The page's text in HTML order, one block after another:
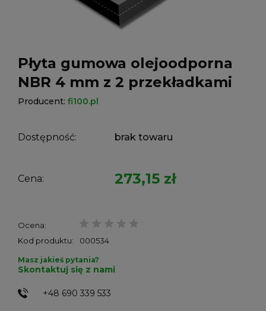
Płyta gumowa olejoodporna
NBR 4 mm z 2 przekładkami
Producent: fi100.pl
Dostępność: brak towaru
Cena: 273,15 zł
Ocena:
Kod produktu:
000534
Masz jakieś pytania?
Skontaktuj się z nami
+48 690 339 533